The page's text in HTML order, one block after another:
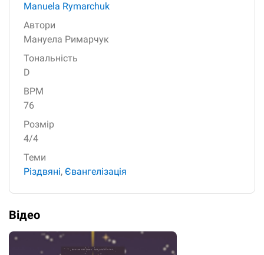
Manuela Rymarchuk
Автори
Мануела Римарчук
Тональність
D
BPM
76
Розмір
4/4
Теми
Різдвяні, Євангелізація
Відео